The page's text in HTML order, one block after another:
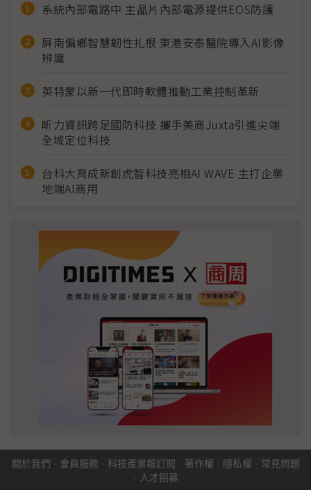
系統內部電路中 主晶片內部電源提供EOS防護
屏南偏鄉智慧韌性扎根 東港安泰醫院導入AI影像
辨識
英特蒙以新一代即時軟體推動工業控制革新
昕力資訊跨足國防科技 攜手美商Juxta引進尖端
全域定位科技
台科大育成新創虎智科技亮相AI WAVE 主打企業
地端AI商用
關於我們 · 會員服務 · 科技產業報訂閱 · 著作權 · 隱私權 · 常見問題
· 人才招募